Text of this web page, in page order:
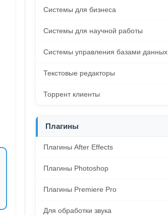
Системы для бизнеса
Системы для научной работы
Системы управления базами данных
Текстовые редакторы
Торрент клиенты
Плагины
Плагины After Effects
Плагины Photoshop
Плагины Premiere Pro
Для обработки звука